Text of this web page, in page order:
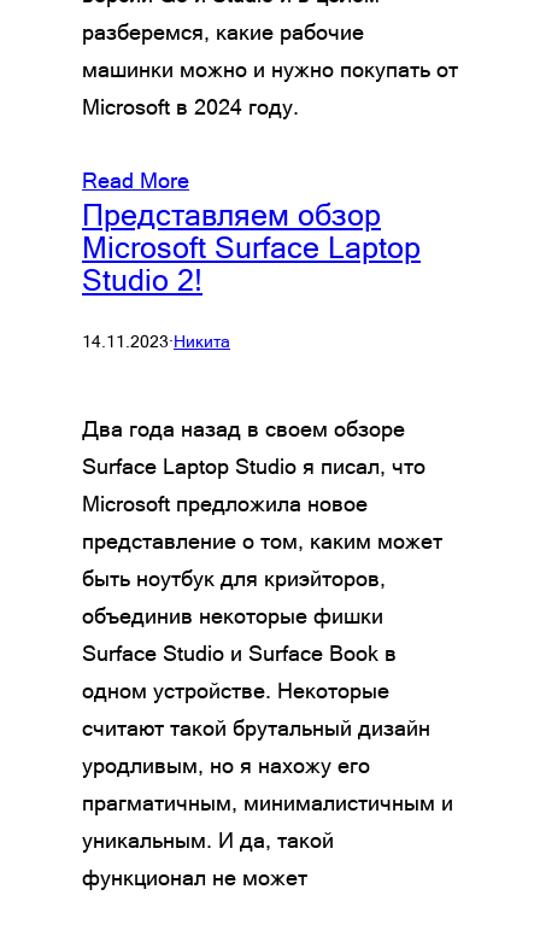
разберемся, какие рабочие
машинки можно и нужно покупать от
Microsoft в 2024 году.
Read More
Представляем обзор
Microsoft Surface Laptop
Studio 2!
14.11.2023·Никита
Два года назад в своем обзоре
Surface Laptop Studio я писал, что
Microsoft предложила новое
представление о том, каким может
быть ноутбук для криэйторов,
объединив некоторые фишки
Surface Studio и Surface Book в
одном устройстве. Некоторые
считают такой брутальный дизайн
уродливым, но я нахожу его
прагматичным, минималистичным и
уникальным. И да, такой
функционал не может